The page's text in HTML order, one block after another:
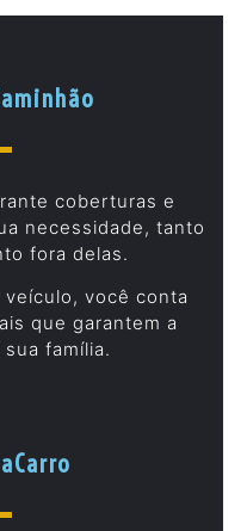
coberturas e
necessidade, tanto
fora delas.
você conta
que garantem a
família.